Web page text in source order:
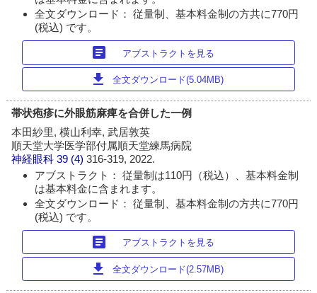
全文ダウンロード： 従量制、基本料金制の方共に770円
(税込) です。
article アブストラクトを見る
download 全文ダウンロード(5.04MB)
帯状疱疹に外眼筋麻痺を合併した一例
本田紗里, 横山利幸, 武居敦英
順天堂大学医学部付属順天堂練馬病院
神経眼科 39 (4)316-319, 2022.
アブストラクト： 従量制は110円（税込）、基本料金制
は基本料金に含まれます。
全文ダウンロード： 従量制、基本料金制の方共に770円
(税込) です。
article アブストラクトを見る
download 全文ダウンロード(2.57MB)